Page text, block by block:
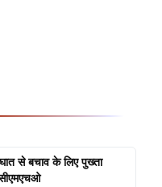
से बचाव के लिए पुख्ता